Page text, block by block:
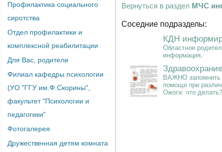
Профилактика социального
сиротства
Отдел профилактики и
комплексной реабилитации
Для Вас, родители
Филиал кафедры психологии
(УО "ГГУ им.Ф.Скорины",
факультет "Психологии и
педагогики"
Фотогалерея
Дружественная детям комната
Вернуться в раздел МЧС
Соседние подразделы:
КДН
Областное
информация.
ВАЖНО запомнить
помощи при
Ожоги: что